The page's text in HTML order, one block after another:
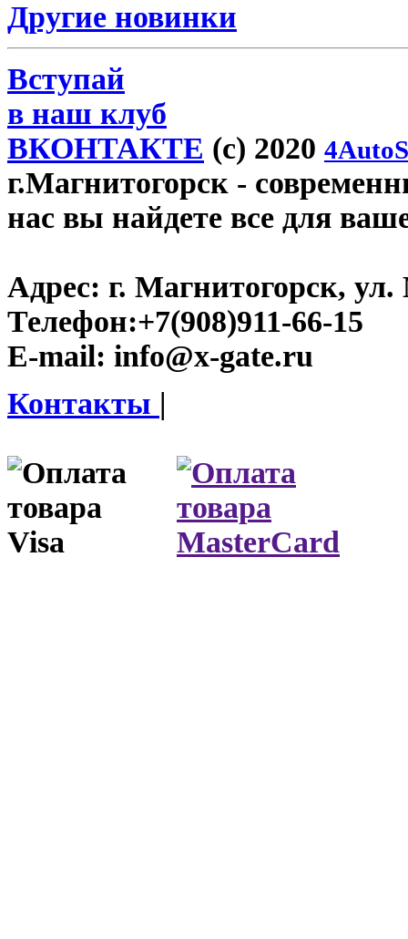
Другие новинки
Вступай
в наш клуб
ВКОНТАКТЕ (c) 2020
г.Магнитогорск -
нас вы найдете все для
Адрес: г. Магнитогорск, ул.
Телефон:+7(908)911-66-15
E-mail: info@x-gate.ru
Контакты |